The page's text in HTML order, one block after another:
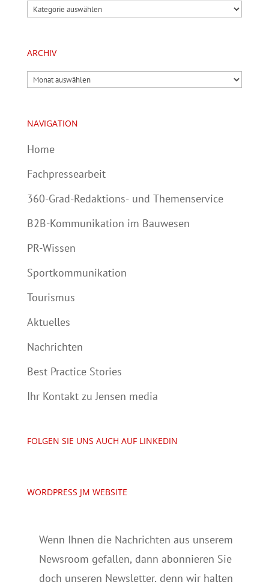
Kategorien
ARCHIV
Archiv
NAVIGATION
Home
Fachpressearbeit
360-Grad-Redaktions- und Themenservice
B2B-Kommunikation im Bauwesen
PR-Wissen
Sportkommunikation
Tourismus
Aktuelles
Nachrichten
Best Practice Stories
Ihr Kontakt zu Jensen media
FOLGEN SIE UNS AUCH AUF LINKEDIN
WORDPRESS JM WEBSITE
Wenn Ihnen die Nachrichten aus unserem
Newsroom gefallen, dann abonnieren Sie
doch unseren Newsletter, denn wir halten